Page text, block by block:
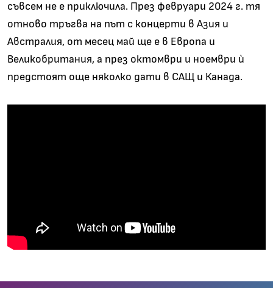
съвсем не е приключила. През февруари 2024 г. тя
отново тръгва на път с концерти в Азия и
Австралия, от месец май ще е в Европа и
Великобритания, а през октомври и ноември ѝ
предстоят още няколко дати в САЩ и Канада.